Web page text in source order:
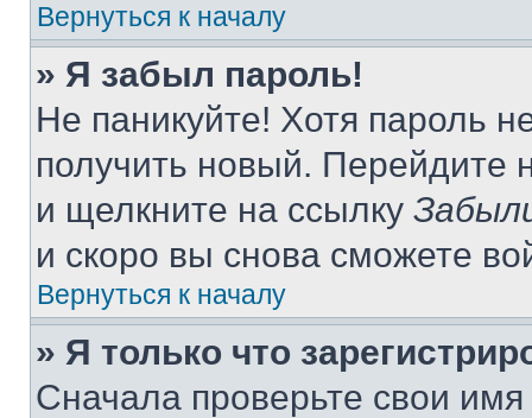
Вернуться к началу
» Я забыл пароль!
Не паникуйте! Хотя пароль
получить новый. Перейдите
и щелкните на ссылку
и скоро вы снова сможете
Вернуться к началу
» Я только что
Сначала проверьте свои